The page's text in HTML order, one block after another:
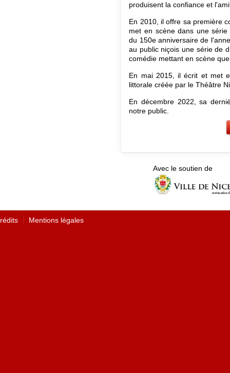
produisent la confiance et
En 2010, il offre sa première
met en scène dans une
du 150e anniversaire de
au public niçois une série de
comédie mettant en scène
En mai 2015, il écrit et met
littorale créée par le Théâtre
En décembre 2022, sa
notre public.
Avec le soutien de
Mentions légales